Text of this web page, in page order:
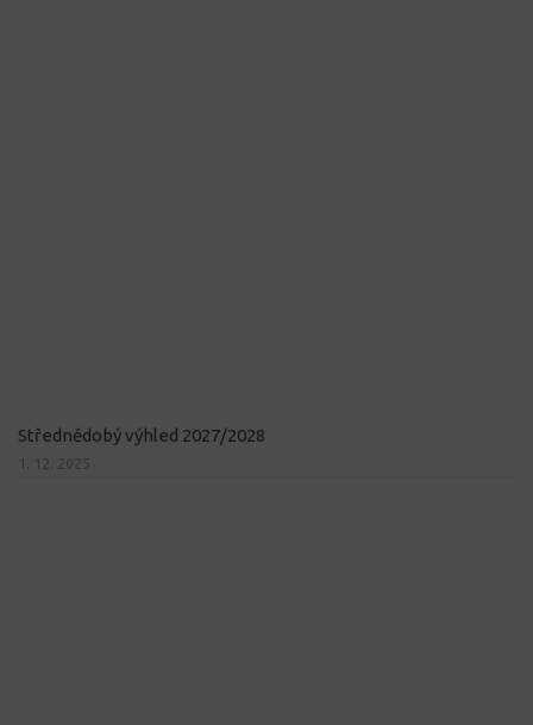
Střednědobý výhled 2027/2028
1. 12. 2025